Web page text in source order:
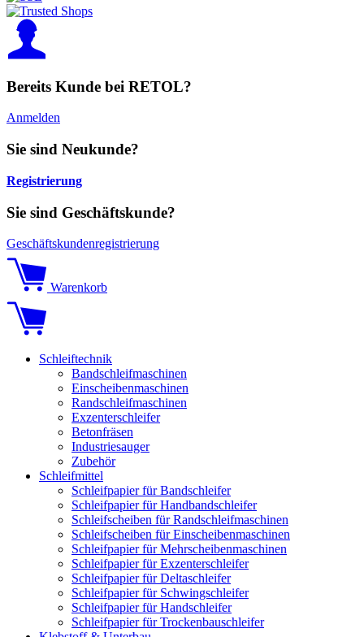
Bereits Kunde bei RETOL?
Anmelden
Sie sind Neukunde?
Registrierung
Sie sind Geschäftskunde?
Geschäftskundenregistrierung
Warenkorb
Schleiftechnik
Bandschleifmaschinen
Einscheibenmaschinen
Randschleifmaschinen
Exzenterschleifer
Betonfräsen
Industriesauger
Zubehör
Schleifmittel
Schleifpapier für Bandschleifer
Schleifpapier für Handbandschleifer
Schleifscheiben für Randschleifmaschinen
Schleifscheiben für Einscheibenmaschinen
Schleifpapier für Mehrscheibenmaschinen
Schleifpapier für Exzenterschleifer
Schleifpapier für Deltaschleifer
Schleifpapier für Schwingschleifer
Schleifpapier für Handschleifer
Schleifpapier für Trockenbauschleifer